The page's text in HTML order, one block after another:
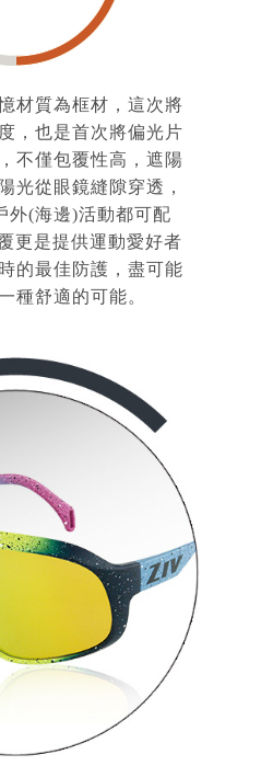
材質為框材，這次將
，也是首次將偏光片
，不僅包覆性高，遮陽
光從眼鏡縫隙穿透，
外(海邊)活動都可配
更是提供運動愛好者
的最佳防護，盡可能
種舒適的可能。